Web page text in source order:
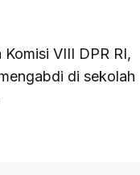
VIII DPR RI,
di sekolah